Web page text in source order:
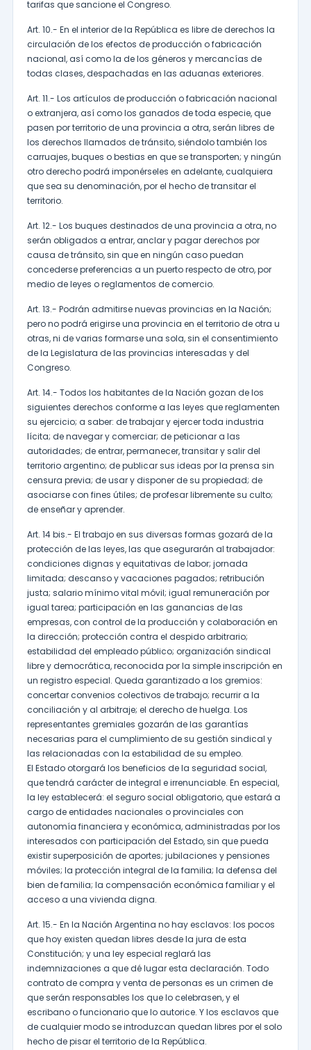
tarifas que sancione el Congreso.
Art. 10.- En el interior de la República es libre de derechos la
circulación de los efectos de producción o fabricación
nacional, así como la de los géneros y mercancías de
todas clases, despachadas en las aduanas exteriores.
Art. 11.- Los artículos de producción o fabricación nacional
o extranjera, así como los ganados de toda especie, que
pasen por territorio de una provincia a otra, serán libres de
los derechos llamados de tránsito, siéndolo también los
carruajes, buques o bestias en que se transporten; y ningún
otro derecho podrá imponérseles en adelante, cualquiera
que sea su denominación, por el hecho de transitar el
territorio.
Art. 12.- Los buques destinados de una provincia a otra, no
serán obligados a entrar, anclar y pagar derechos por
causa de tránsito, sin que en ningún caso puedan
concederse preferencias a un puerto respecto de otro, por
medio de leyes o reglamentos de comercio.
Art. 13.- Podrán admitirse nuevas provincias en la Nación;
pero no podrá erigirse una provincia en el territorio de otra u
otras, ni de varias formarse una sola, sin el consentimiento
de la Legislatura de las provincias interesadas y del
Congreso.
Art. 14.- Todos los habitantes de la Nación gozan de los
siguientes derechos conforme a las leyes que reglamenten
su ejercicio; a saber: de trabajar y ejercer toda industria
lícita; de navegar y comerciar; de peticionar a las
autoridades; de entrar, permanecer, transitar y salir del
territorio argentino; de publicar sus ideas por la prensa sin
censura previa; de usar y disponer de su propiedad; de
asociarse con fines útiles; de profesar libremente su culto;
de enseñar y aprender.
Art. 14 bis.- El trabajo en sus diversas formas gozará de la
protección de las leyes, las que asegurarán al trabajador:
condiciones dignas y equitativas de labor; jornada
limitada; descanso y vacaciones pagados; retribución
justa; salario mínimo vital móvil; igual remuneración por
igual tarea; participación en las ganancias de las
empresas, con control de la producción y colaboración en
la dirección; protección contra el despido arbitrario;
estabilidad del empleado público; organización sindical
libre y democrática, reconocida por la simple inscripción en
un registro especial. Queda garantizado a los gremios:
concertar convenios colectivos de trabajo; recurrir a la
conciliación y al arbitraje; el derecho de huelga. Los
representantes gremiales gozarán de las garantías
necesarias para el cumplimiento de su gestión sindical y
las relacionadas con la estabilidad de su empleo.
El Estado otorgará los beneficios de la seguridad social,
que tendrá carácter de integral e irrenunciable. En especial,
la ley establecerá: el seguro social obligatorio, que estará a
cargo de entidades nacionales o provinciales con
autonomía financiera y económica, administradas por los
interesados con participación del Estado, sin que pueda
existir superposición de aportes; jubilaciones y pensiones
móviles; la protección integral de la familia; la defensa del
bien de familia; la compensación económica familiar y el
acceso a una vivienda digna.
Art. 15.- En la Nación Argentina no hay esclavos: los pocos
que hoy existen quedan libres desde la jura de esta
Constitución; y una ley especial reglará las
indemnizaciones a que dé lugar esta declaración. Todo
contrato de compra y venta de personas es un crimen de
que serán responsables los que lo celebrasen, y el
escribano o funcionario que lo autorice. Y los esclavos que
de cualquier modo se introduzcan quedan libres por el solo
hecho de pisar el territorio de la República.